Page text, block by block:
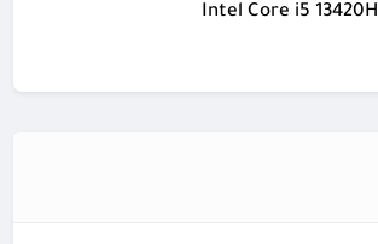
Intel Core i5 13420H